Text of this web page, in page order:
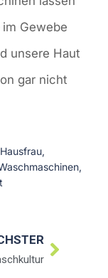
im Gewebe
unsere Haut
gar nicht
Hausfrau,
,